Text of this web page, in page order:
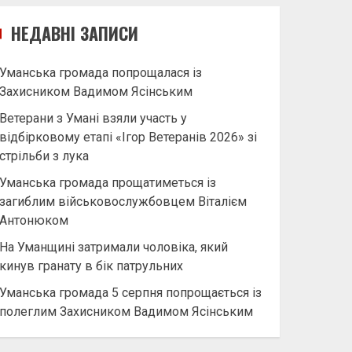
НЕДАВНІ ЗАПИСИ
Уманська громада попрощалася із
Захисником Вадимом Ясінським
Ветерани з Умані взяли участь у
відбірковому етапі «Ігор Ветеранів 2026» зі
стрільби з лука
Уманська громада прощатиметься із
загиблим військовослужбовцем Віталієм
Антонюком
На Уманщині затримали чоловіка, який
кинув гранату в бік патрульних
Уманська громада 5 серпня попрощається із
полеглим Захисником Вадимом Ясінським